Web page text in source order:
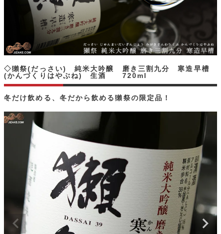
冬だけ飲める、冬だから飲める獺祭の限定品！
◇獺祭(だっさい) 純米大吟醸 磨き三割九分 寒造早槽
(かんづくりはやぶね) 生酒 720ml